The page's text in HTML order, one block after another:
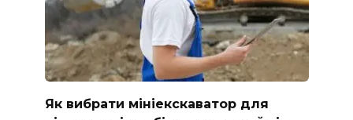
Як вибрати мініекскаватор для